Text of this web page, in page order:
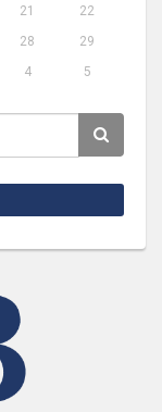
21
22
28
29
4 5